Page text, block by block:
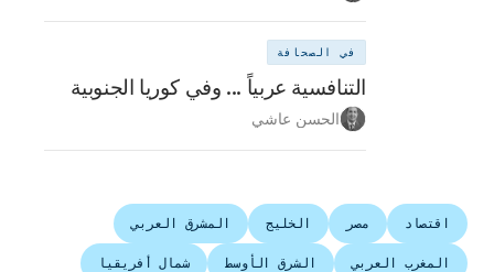
في الصحافة
التنافسية عربياً ... وفي كوريا الجنوبية
الحسن عاشي
اقتصاد مصر الخليج المشرق العربي
المغرب العربي الشرق الأوسط شمال أفريقيا